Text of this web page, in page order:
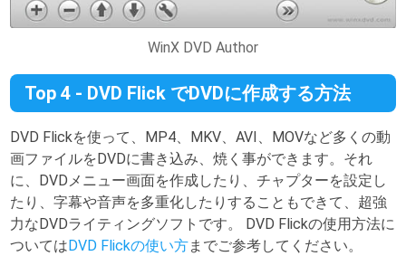
WinX DVD Author
Top 4 - DVD Flick でDVDに作成する方法
DVD Flickを使って、MP4、MKV、AVI、MOVなど多くの動
画ファイルをDVDに書き込み、焼く事ができます。それ
に、DVDメニュー画面を作成したり、チャプターを設定し
たり、字幕や音声を多重化したりすることもできて、超強
力なDVDライティングソフトです。 DVD Flickの使用方法に
ついてはDVD Flickの使い方までご参考してください。